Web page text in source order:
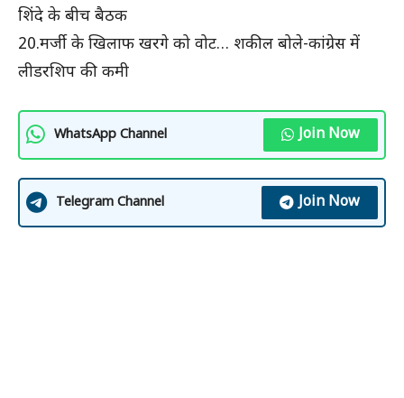
शिंदे के बीच बैठक
20.मर्जी के खिलाफ खरगे को वोट… शकील बोले-कांग्रेस में
लीडरशिप की कमी
WhatsApp Channel Join Now
Telegram Channel Join Now